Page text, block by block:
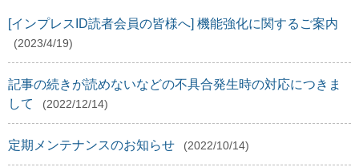
[インプレスID読者会員の皆様へ] 機能強化に関するご案内
(2023/4/19)
記事の続きが読めないなどの不具合発生時の対応につきま
して
(2022/12/14)
定期メンテナンスのお知らせ (2022/10/14)